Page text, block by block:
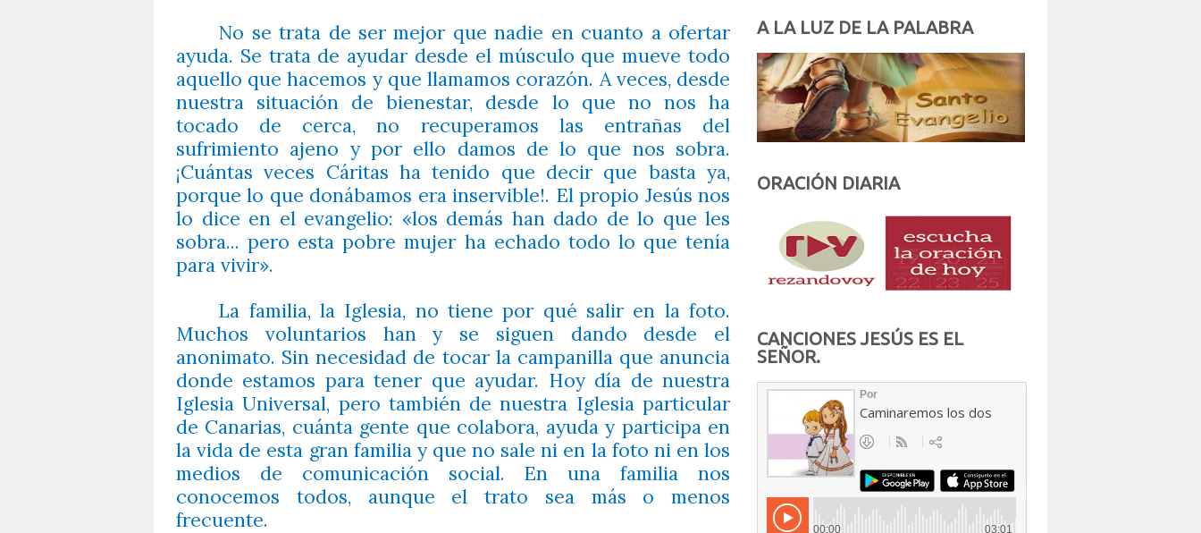
No se trata de ser mejor que nadie en cuanto a ofertar
ayuda. Se trata de ayudar desde el músculo que mueve todo
aquello que hacemos y que llamamos corazón. A veces, desde
nuestra situación de bienestar, desde lo que no nos ha
tocado de cerca, no recuperamos las entrañas del
sufrimiento ajeno y por ello damos de lo que nos sobra.
¡Cuántas veces Cáritas ha tenido que decir que basta ya,
porque lo que donábamos era inservible!. El propio Jesús nos
lo dice en el evangelio: «los demás han dado de lo que les
sobra... pero esta pobre mujer ha echado todo lo que tenía
para vivir».
La familia, la Iglesia, no tiene por qué salir en la foto.
Muchos voluntarios han y se siguen dando desde el
anonimato. Sin necesidad de tocar la campanilla que anuncia
donde estamos para tener que ayudar. Hoy día de nuestra
Iglesia Universal, pero también de nuestra Iglesia particular
de Canarias, cuánta gente que colabora, ayuda y participa en
la vida de esta gran familia y que no sale ni en la foto ni en los
medios de comunicación social. En una familia nos
conocemos todos, aunque el trato sea más o menos
frecuente.
A LA LUZ DE LA PALABRA
ORACIÓN DIARIA
CANCIONES JESÚS ES EL
SEÑOR.